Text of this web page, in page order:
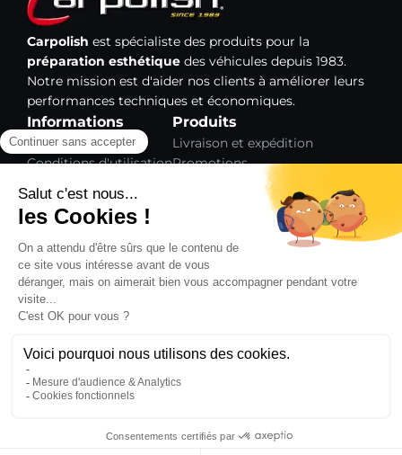
Carpolish est spécialiste des produits pour la
préparation esthétique des véhicules depuis 1983.
Notre mission est d'aider nos clients à améliorer leurs
performances techniques et économiques.
Informations
Mentions légales
Conditions d'utilisation
Gestion des cookies
Plan du site
Produits
Livraison et expédition
Promotions
Nouveaux produits
Meilleures ventes
Notre société
L'entreprise Carpolish
Formations
Contact
COPYRIGHT © 2026,